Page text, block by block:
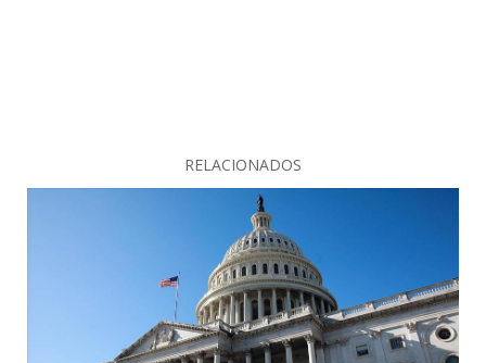
RELACIONADOS